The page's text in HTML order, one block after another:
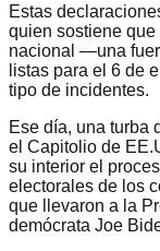
Estas
quien sostiene
nacional —una
listas para el 6 de
tipo de incidentes.
Ese día, una turba
el Capitolio de
su interior el
electorales de los
que llevaron a la
demócrata Joe